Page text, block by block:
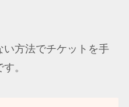
方法でチケットを手
。